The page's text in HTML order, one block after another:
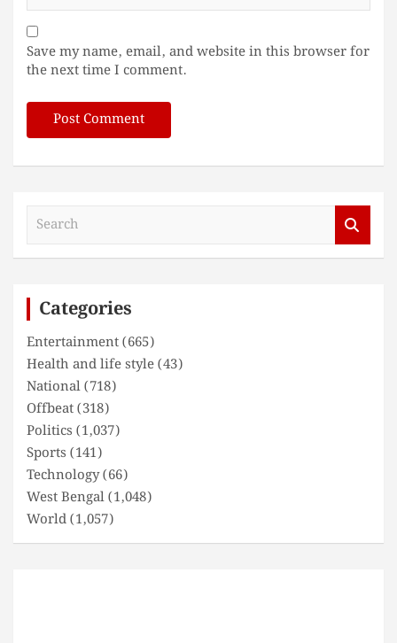
Save my name, email, and website in this browser for
the next time I comment.
Categories
Entertainment(665)
Health and life style(43)
National(718)
Offbeat(318)
Politics (1,037)
Sports (141)
Technology(66)
West Bengal(1,048)
World(1,057)